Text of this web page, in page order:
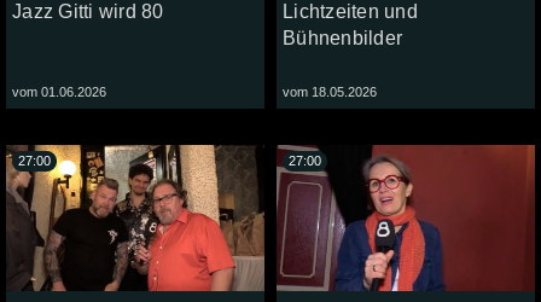
Jazz Gitti wird 80
vom 01.06.2026
Lichtzeiten und
Bühnenbilder
vom 18.05.2026
27:00 27:00